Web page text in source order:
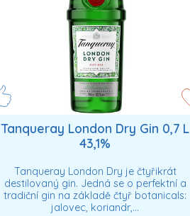
Tanqueray London Dry Gin 0,7 L
43,1%
Tanqueray London Dry je čtyřikrát
destilovaný gin. Jedná se o perfektní a
tradiční gin na základě čtyř botanicals:
jalovec, koriandr,…